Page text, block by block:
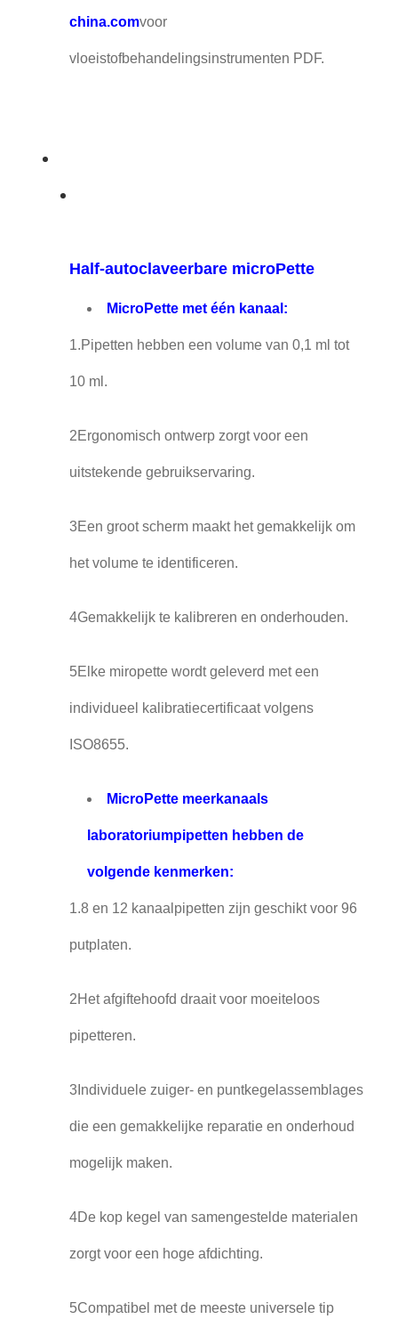
china.comvoor
vloeistofbehandelingsinstrumenten PDF.
Half-autoclaveerbare microPette
MicroPette met één kanaal:
1.Pipetten hebben een volume van 0,1 ml tot
10 ml.
2Ergonomisch ontwerp zorgt voor een
uitstekende gebruikservaring.
3Een groot scherm maakt het gemakkelijk om
het volume te identificeren.
4Gemakkelijk te kalibreren en onderhouden.
5Elke miropette wordt geleverd met een
individueel kalibratiecertificaat volgens
ISO8655.
MicroPette meerkanaals
laboratoriumpipetten hebben de
volgende kenmerken:
1.8 en 12 kanaalpipetten zijn geschikt voor 96
putplaten.
2Het afgiftehoofd draait voor moeiteloos
pipetteren.
3Individuele zuiger- en puntkegelassemblages
die een gemakkelijke reparatie en onderhoud
mogelijk maken.
4De kop kegel van samengestelde materialen
zorgt voor een hoge afdichting.
5Compatibel met de meeste universele tip